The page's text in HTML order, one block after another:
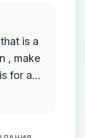
is a
, make
for a